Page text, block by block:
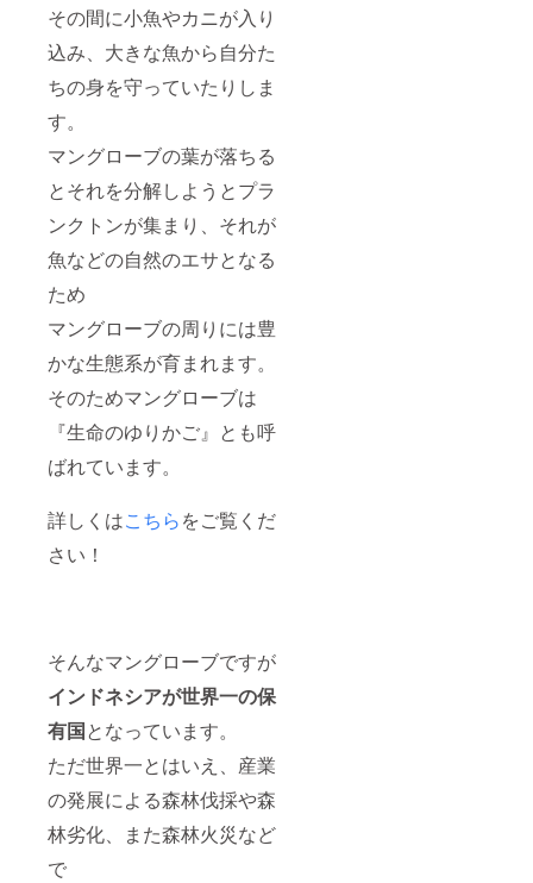
その間に小魚やカニが入り
込み、大きな魚から自分た
ちの身を守っていたりしま
す。
マングローブの葉が落ちる
とそれを分解しようとプラ
ンクトンが集まり、それが
魚などの自然のエサとなる
ため
マングローブの周りには豊
かな生態系が育まれます。
そのためマングローブは
『生命のゆりかご』とも呼
ばれています。
詳しくはこちらをご覧くだ
さい！
そんなマングローブですが
インドネシアが世界一の保
有国となっています。
ただ世界一とはいえ、産業
の発展による森林伐採や森
林劣化、また森林火災など
で